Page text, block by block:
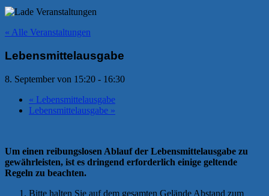
« Alle Veranstaltungen
Lebensmittelausgabe
8. September von 15:20 - 16:30
« Lebensmittelausgabe
Lebensmittelausgabe »
Um einen reibungslosen Ablauf der Lebensmittelausgabe zu
gewährleisten, ist es dringend erforderlich einige geltende
Regeln zu beachten.
Bitte halten Sie auf dem gesamten Gelände Abstand zum